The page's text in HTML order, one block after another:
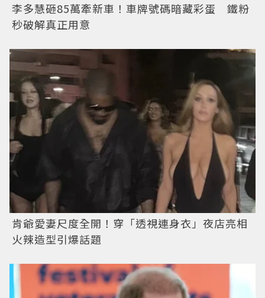
李多慧砸85萬牽新車！車牌號碼暗藏彩蛋 鐵粉
秒破解真正用意
肯爺愛妻尺度全開！穿「透視連身衣」夜店亮相
火辣造型引爆話題